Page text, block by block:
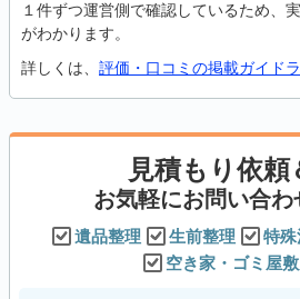
１件ずつ運営側で確認しているため、
がわかります。
詳しくは、 評価・口コミの掲載ガイド
見積もり依頼
お気軽にお問い合
遺品整理 生前整理 特殊
空き家・ゴミ屋